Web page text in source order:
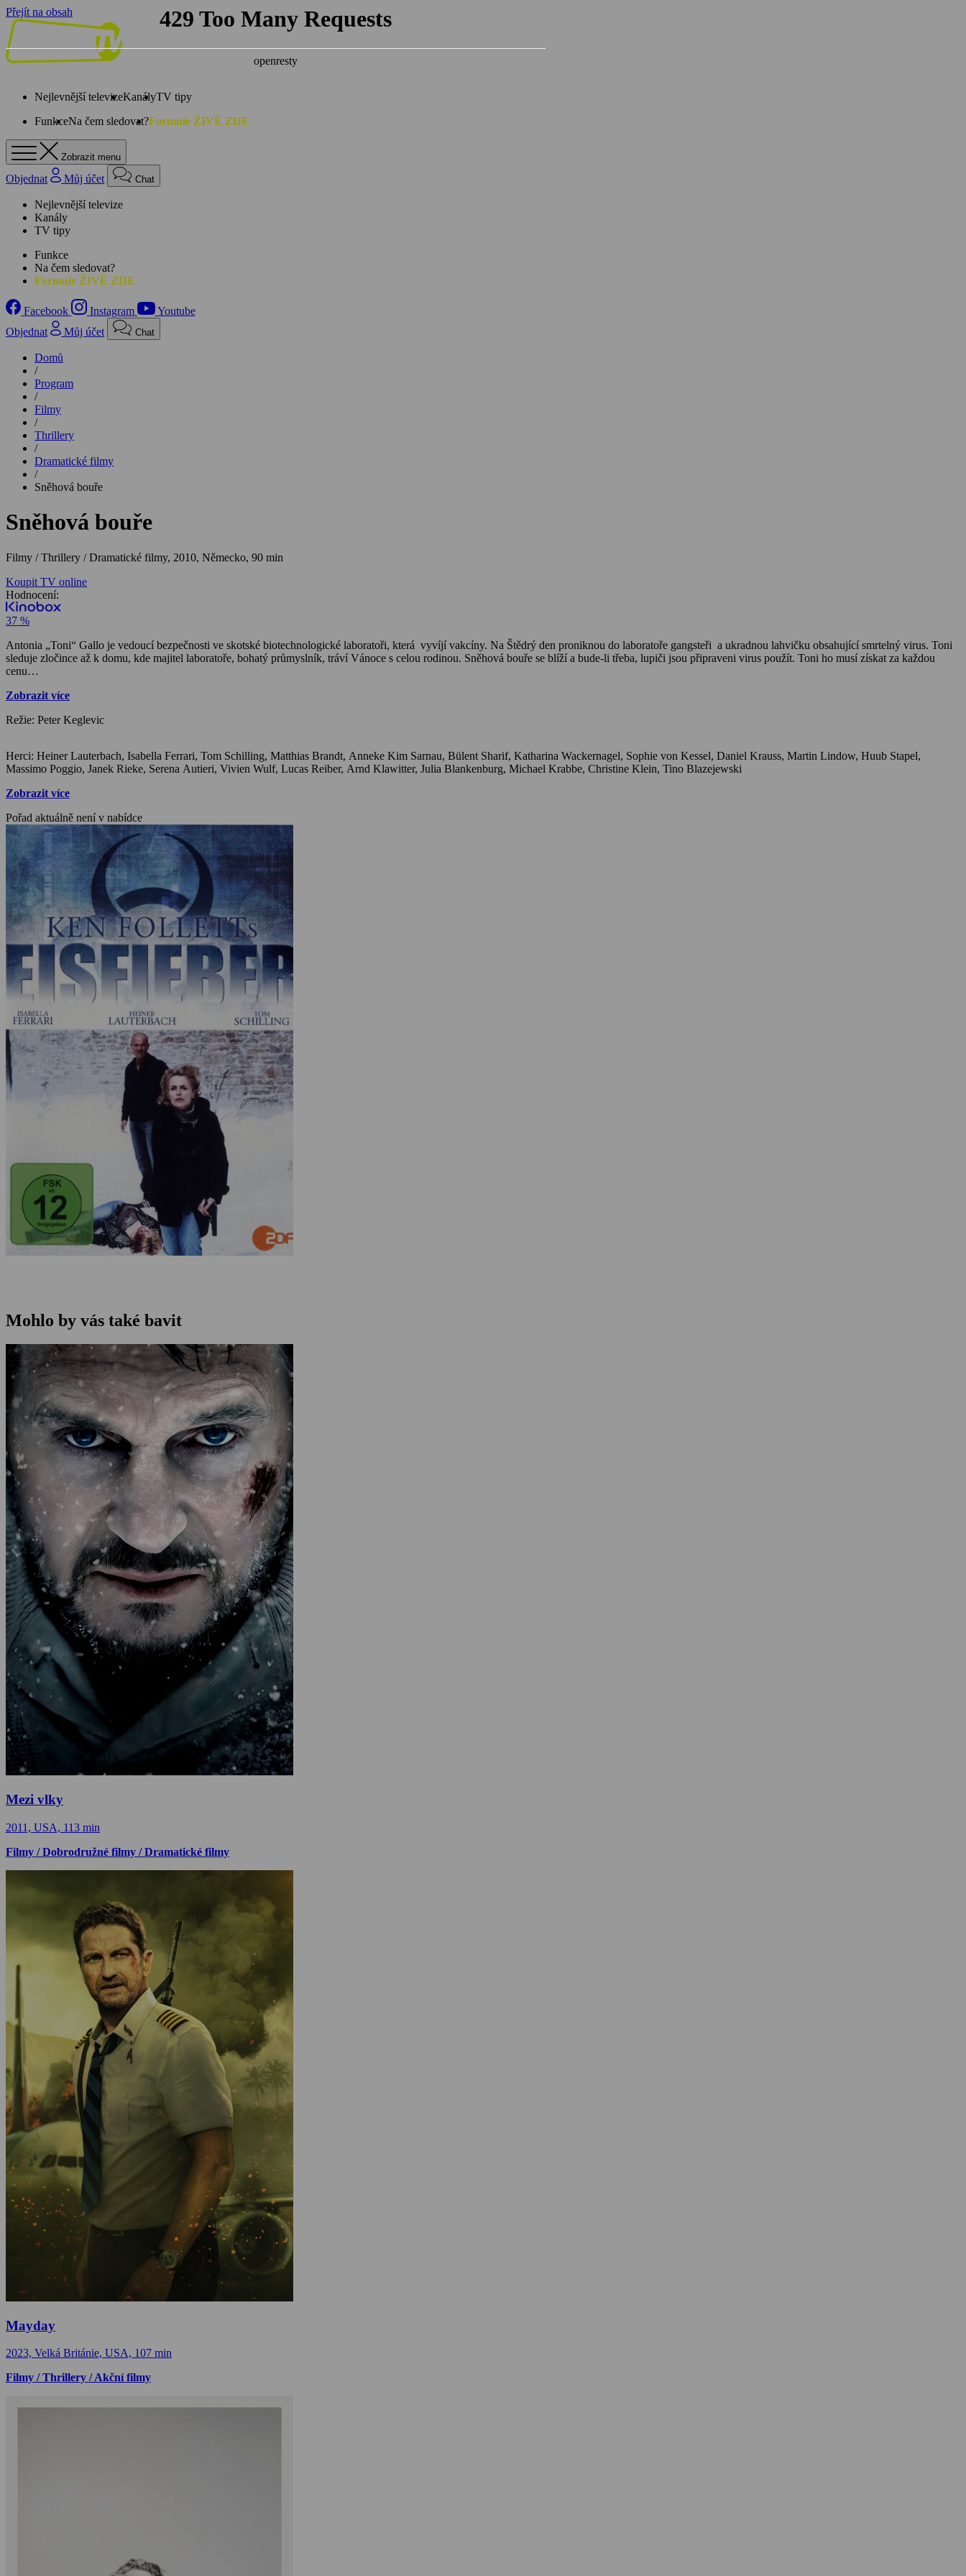
Přejít na obsah
Nejlevnější televizeKanályTV tipy
FunkceNa čem sledovat?Formule ŽIVĚ ZDE
Zobrazit menu
Objednat Můj účet Chat
Nejlevnější televize
Kanály
TV tipy
Funkce
Na čem sledovat?
Formule ŽIVĚ ZDE
Facebook Instagram
Youtube
Objednat
Můj účet Chat
Domů
/
Program
/
Filmy
/
Thrillery
/
Dramatické filmy
/
Sněhová bouře
Sněhová bouře
Filmy / Thrillery / Dramatické filmy, 2010, Německo, 90 min
Koupit TV online
Hodnocení:
37 %
Antonia „Toni“ Gallo je vedoucí bezpečnosti ve skotské biotechnologické laboratoři, která vyvíjí vakcíny. Na Štědrý den proniknou do laboratoře gangsteři a ukradnou lahvičku obsahující smrtelný virus. Toni
sleduje zločince až k domu, kde majitel laboratoře, bohatý průmyslník, tráví Vánoce s celou rodinou. Sněhová bouře se blíží a bude-li třeba, lupiči jsou připraveni virus použít. Toni ho musí získat za každou
cenu…
Zobrazit více
Režie: Peter Keglevic
Herci: Heiner Lauterbach, Isabella Ferrari, Tom Schilling, Matthias Brandt, Anneke Kim Sarnau, Bülent Sharif, Katharina Wackernagel, Sophie von Kessel, Daniel Krauss, Martin Lindow, Huub Stapel,
Massimo Poggio, Janek Rieke, Serena Autieri, Vivien Wulf, Lucas Reiber, Arnd Klawitter, Julia Blankenburg, Michael Krabbe, Christine Klein, Tino Blazejewski
Zobrazit více
Pořad aktuálně není v nabídce
Mohlo by vás také bavit
Mezi vlky
2011, USA, 113 min
Filmy / Dobrodružné filmy / Dramatické filmy
Mayday
2023, Velká Británie, USA, 107 min
Filmy / Thrillery / Akční filmy